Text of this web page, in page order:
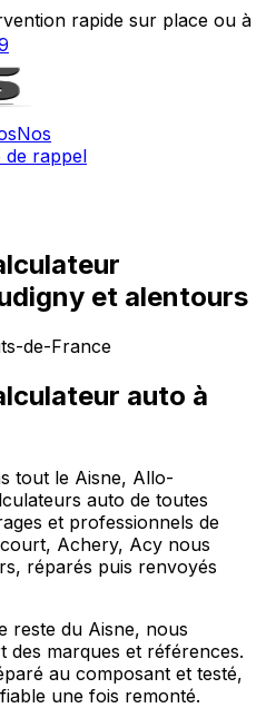
rapide sur place ou à
Nos
de rappel
et alentours
de-France
auto à
tout le Aisne, Allo-
auto de toutes
et professionnels de
Achery, Acy nous
réparés puis renvoyés
reste du Aisne, nous
marques et références.
au composant et testé,
une fois remonté.